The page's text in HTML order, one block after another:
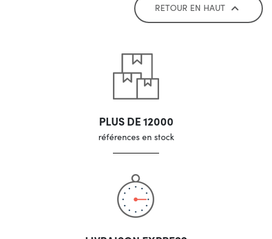
RETOUR EN HAUT 
PLUS DE 12000
références en stock